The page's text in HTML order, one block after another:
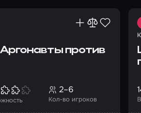
Аргонавты против
Кол-во игроков
2–6